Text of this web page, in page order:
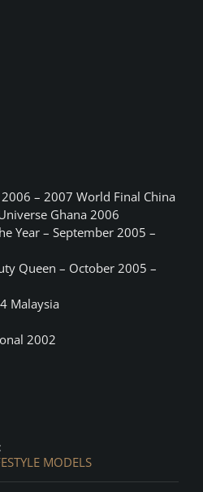
– 2007 World Final China
Ghana 2006
Year – September 2005 –
Queen – October 2005 –
Malaysia
2002
MODELS